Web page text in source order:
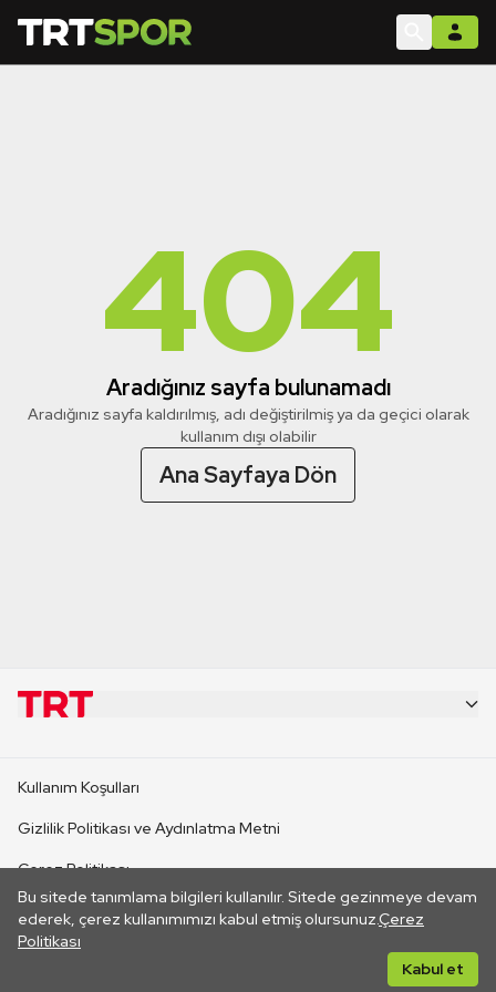
404
Aradığınız sayfa bulunamadı
Aradığınız sayfa kaldırılmış, adı değiştirilmiş ya da geçici olarak
kullanım dışı olabilir
Ana Sayfaya Dön
Bu sitede tanımlama bilgileri kullanılır. Sitede gezinmeye devam
ederek, çerez kullanımımızı kabul etmiş olursunuz.Çerez
Politikası
Kabul et
CANLI YAYINLAR
Kullanım Koşulları
Gizlilik Politikası ve Aydınlatma Metni
Çerez Politikası
İletişim
Her hakkı saklıdır. ©2026 TRT. Bağlantı yoluyla gidilen dış